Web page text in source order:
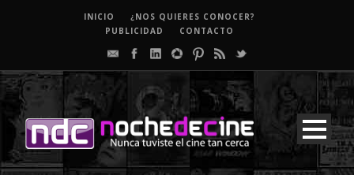
INICIO
¿NOS QUIERES CONOCER?
PUBLICIDAD
CONTACTO